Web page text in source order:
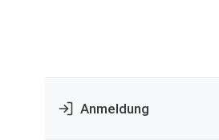
Anmeldung